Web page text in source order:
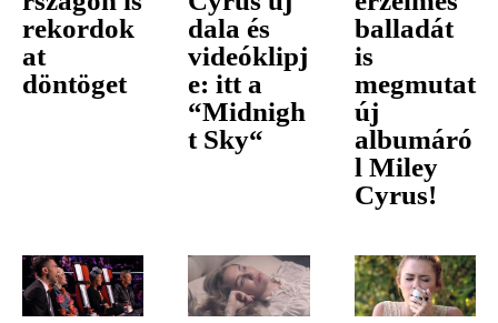
rekordok
at
döntöget
dala és
videóklipj
e: itt a
“Midnigh
t Sky“
balladát
is
megmutat
új
albumáró
l Miley
Cyrus!